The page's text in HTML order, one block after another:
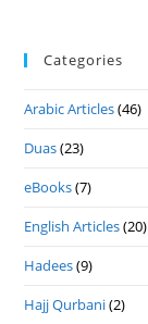
Categories
Arabic Articles(46)
Duas(23)
eBooks(7)
English Articles(20)
Hadees(9)
Hajj Qurbani(2)